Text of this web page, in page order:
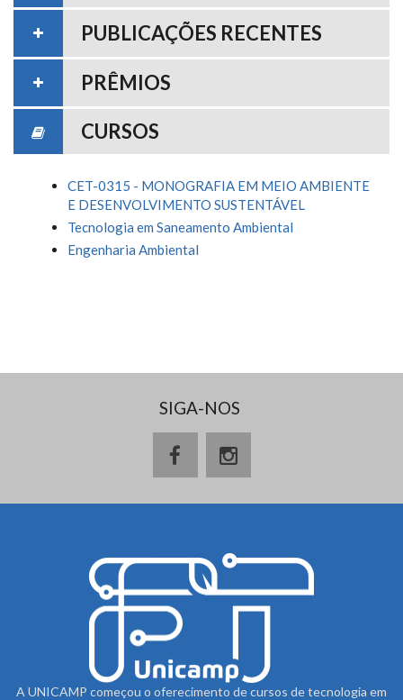
PUBLICAÇÕES RECENTES
PRÊMIOS
CURSOS
CET-0315 - MONOGRAFIA EM MEIO AMBIENTE
E DESENVOLVIMENTO SUSTENTÁVEL
Tecnologia em Saneamento Ambiental
Engenharia Ambiental
SIGA-NOS
A UNICAMP começou o oferecimento de cursos de tecnologia em